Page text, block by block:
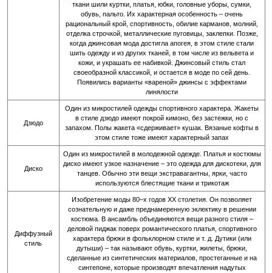
ткани шили куртки, платья, юбки, головные уборы, сумки,
обувь, пальто. Их характерная особенность – очень
рациональный крой, спортивность, обилие карманов, молний,
отделка строчкой, металлические пуговицы, заклепки. Позже,
когда джинсовая мода достигла апогея, в этом стиле стали
шить одежду и из других тканей, в том числе из вельвета и
кожи, и украшать ее набивкой. Джинсовый стиль стал
своеобразной классикой, и остается в моде по сей день.
Появились варианты «вареной» джинсы с эффектами
линялости
Дзюдо
Один из микростилей одежды спортивного характера. Жакеты
в стиле дзюдо имеют покрой кимоно, без застежки, но с
запахом. Полы жакета «сдерживает» кушак. Вязаные кофты в
этом стиле тоже имеют характерный запах
Диско
Один из микростилей в молодежной одежде. Платья и костюмы
диско имеют узкое назначение – это одежда для дискотеки, для
танцев. Обычно эти вещи экстравагантны, ярки, часто
используются блестящие ткани и трикотаж
Диффузный
стиль
Изобретение моды 80–х годов XX столетия. Он позволяет
сознательную и даже преднамеренную эклектику в решении
костюма. В ансамбль объединяются вещи разного стиля –
деловой пиджак поверх романтического платья, спортивного
характера брюки в фольклорном стиле и т. д. Дутики (или
дутыши) – так называют обувь, куртки, жилеты, брюки,
сделанные из синтетических материалов, простеганные и на
синтепоне, которые производят впечатления надутых